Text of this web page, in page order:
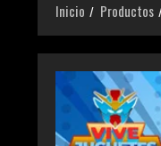
Inicio Productos